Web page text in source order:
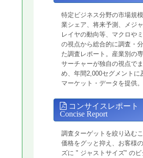
特定ビジネス分野の市場規
業シェア、将来予測、メジ
レイヤの動向等、マクロや
の視点から総合的に調査・
た調査レポート。産業別の
サーチャーが独自の視点で
め、年間2,000セグメントに
マーケット・データを提供。
コンサイスレポート
Concise Report
調査ターゲットを絞り込む
価格をグッと抑え、お客様
ズに " ジャストサイズ" のビ